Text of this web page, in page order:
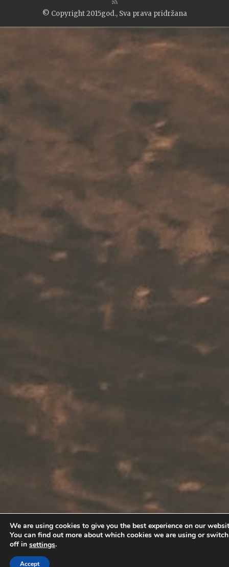
© Copyright 2015god., Sva prava pridržana
We are using cookies to give you the best experience on our
You can find out more about which cookies we are using or
off in settings.
Accept